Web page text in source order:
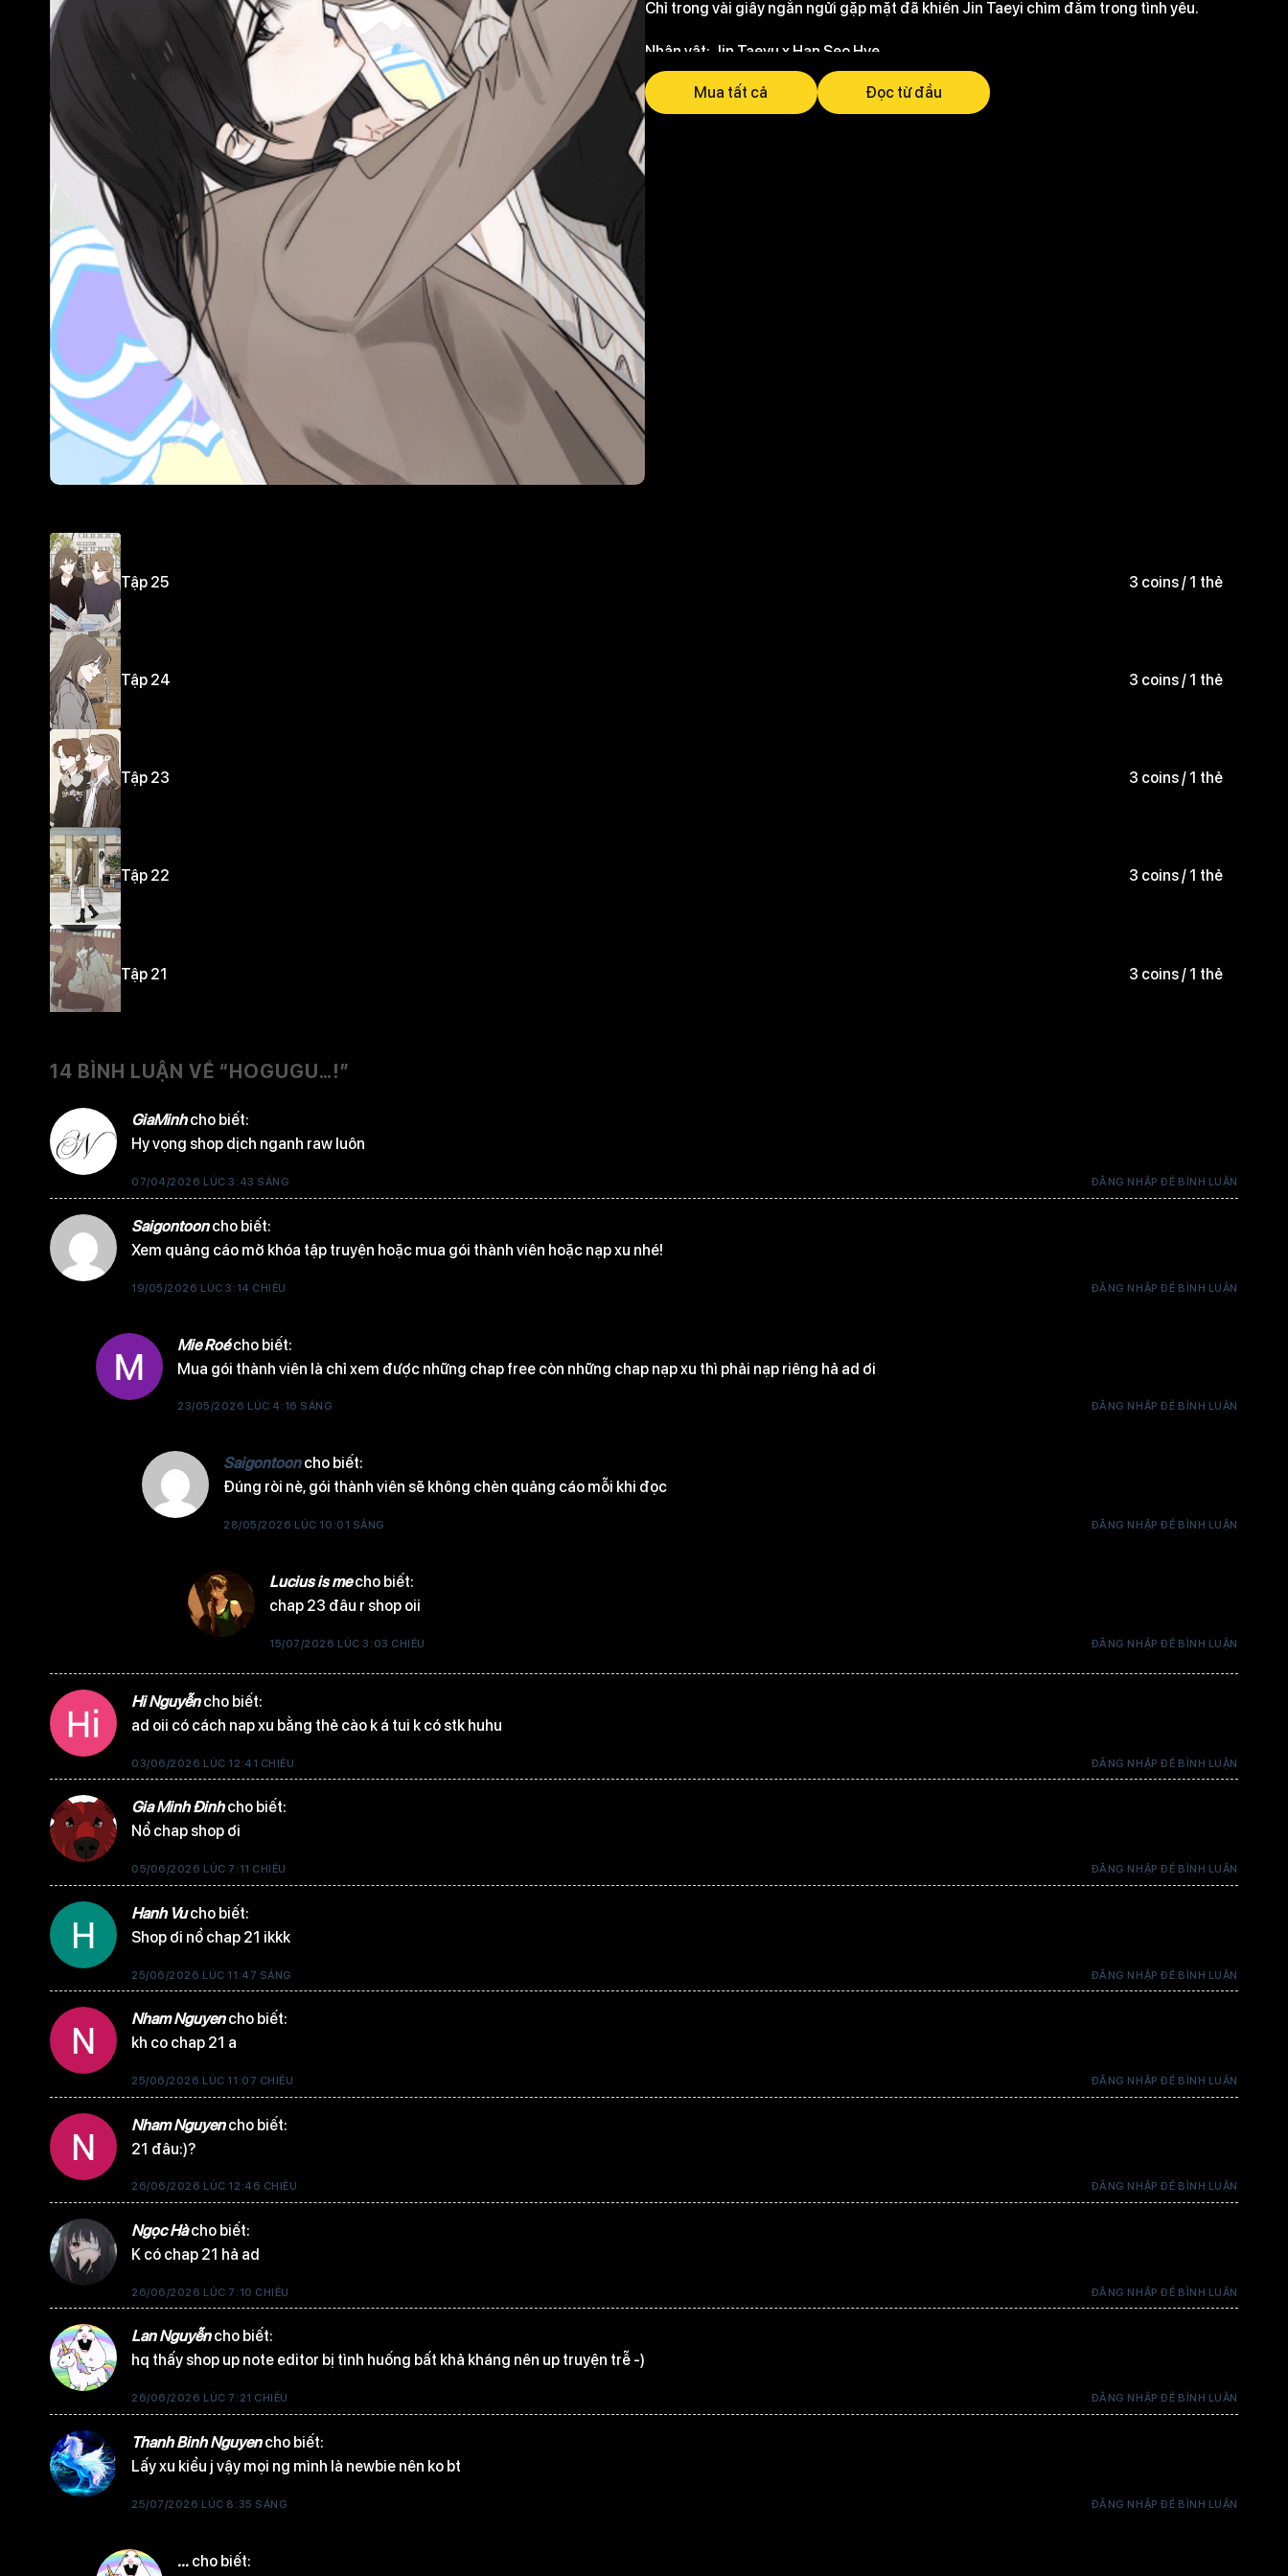
Chỉ trong vài giây ngắn ngửi gặp mặt đã khiến Jin Taeyi chìm đắm trong tình yêu.
Nhân vật: Jin Taeyu x Han Seo Hye
Mua tất cả Đọc từ đầu
Tập 25 3 coins / 1 thẻ
Tập 24 3 coins / 1 thẻ
Tập 23 3 coins / 1 thẻ
Tập 22 3 coins / 1 thẻ
Tập 21 3 coins / 1 thẻ
Tập 20
Tập 17
Tập 16
Tập 14 3 coins / 1 thẻ
Tập 13 3 coins / 1 thẻ
Tập 12 3 coins / 1 thẻ
Tập 11 3 coins / 1 thẻ
3 coins / 1 thẻ
3 coins / 1 thẻ
14 BÌNH LUẬN VỀ “ HOGUGU…!”
GiaMinh cho biết:
Hy vọng shop dịch nganh raw luôn
07/04/2026 LÚC 3:43 SÁNG ĐĂNG NHẬP ĐỂ BÌNH LUẬN
Saigontoon cho biết:
Xem quảng cáo mở khóa tập truyện hoặc mua gói thành viên hoặc nạp xu nhé!
19/05/2026 LÚC 3:14 CHIỀU ĐĂNG NHẬP ĐỂ BÌNH LUẬN
Mie Roé cho biết:
Mua gói thành viên là chỉ xem được những chap free còn những chap nạp xu thì phải nạp riêng hả ad ơi
23/05/2026 LÚC 4:16 SÁNG ĐĂNG NHẬP ĐỂ BÌNH LUẬN
Saigontoon cho biết:
Đúng ròi nè, gói thành viên sẽ không chèn quảng cáo mỗi khi đọc
28/05/2026 LÚC 10:01 SÁNG ĐĂNG NHẬP ĐỂ BÌNH LUẬN
Lucius is me cho biết:
chap 23 đâu r shop oii
15/07/2026 LÚC 3:03 CHIỀU ĐĂNG NHẬP ĐỂ BÌNH LUẬN
Hi Nguyễn cho biết:
ad oii có cách nap xu bằng thẻ cào k á tui k có stk huhu
03/06/2026 LÚC 12:41 CHIỀU ĐĂNG NHẬP ĐỂ BÌNH LUẬN
Gia Minh Đinh cho biết:
Nổ chap shop ơi
05/06/2026 LÚC 7:11 CHIỀU ĐĂNG NHẬP ĐỂ BÌNH LUẬN
Hanh Vu cho biết:
Shop ơi nổ chap 21 ikkk
25/06/2026 LÚC 11:47 SÁNG ĐĂNG NHẬP ĐỂ BÌNH LUẬN
Nham Nguyen cho biết:
kh co chap 21 a
25/06/2026 LÚC 11:07 CHIỀU ĐĂNG NHẬP ĐỂ BÌNH LUẬN
Nham Nguyen cho biết:
21 đâu:)?
26/06/2026 LÚC 12:46 CHIỀU ĐĂNG NHẬP ĐỂ BÌNH LUẬN
Ngọc Hà cho biết:
K có chap 21 hả ad
26/06/2026 LÚC 7:10 CHIỀU ĐĂNG NHẬP ĐỂ BÌNH LUẬN
Lan Nguyễn cho biết:
hq thấy shop up note editor bị tình huống bất khả kháng nên up truyện trễ -)
26/06/2026 LÚC 7:21 CHIỀU ĐĂNG NHẬP ĐỂ BÌNH LUẬN
Thanh Binh Nguyen cho biết:
Lấy xu kiểu j vậy mọi ng mình là newbie nên ko bt
25/07/2026 LÚC 8:35 SÁNG ĐĂNG NHẬP ĐỂ BÌNH LUẬN
... cho biết: